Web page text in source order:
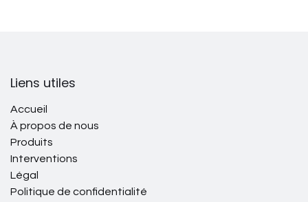
Liens utiles
Accueil
À propos de nous
Produits
Interventions
Légal
Politique de confidentialité